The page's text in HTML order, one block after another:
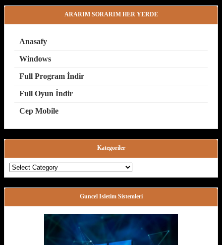
ARARIM SORARIM HER YERDE
Anasafy
Windows
Full Program İndir
Full Oyun İndir
Cep Mobile
Kategoriler
Kategoriler
Guncel Isletim Sistemleri